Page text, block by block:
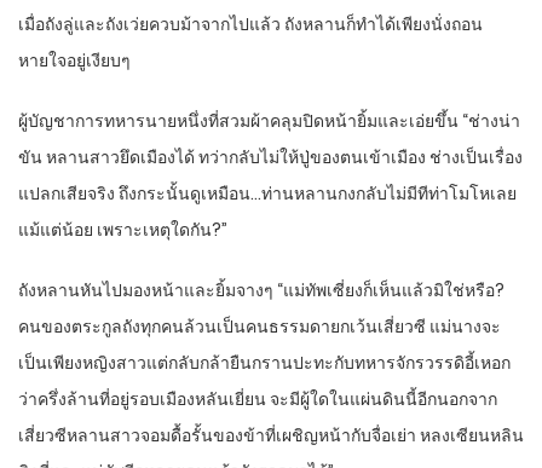
เมื่อถังลู่และถังเว่ยควบม้าจากไปแล้ว ถังหลานก็ทำได้เพียงนั่งถอน
หายใจอยู่เงียบๆ
ผู้บัญชาการทหารนายหนึ่งที่สวมผ้าคลุมปิดหน้ายิ้มและเอ่ยขึ้น “ช่างน่า
ขัน หลานสาวยึดเมืองได้ ทว่ากลับไม่ให้ปู่ของตนเข้าเมือง ช่างเป็นเรื่อง
แปลกเสียจริง ถึงกระนั้นดูเหมือน…ท่านหลานกงกลับไม่มีทีท่าโมโหเลย
แม้แต่น้อย เพราะเหตุใดกัน?”
ถังหลานหันไปมองหน้าและยิ้มจางๆ “แม่ทัพเซี่ยงก็เห็นแล้วมิใช่หรือ?
คนของตระกูลถังทุกคนล้วนเป็นคนธรรมดายกเว้นเสี่ยวซี แม่นางจะ
เป็นเพียงหญิงสาวแต่กลับกล้ายืนกรานปะทะกับทหารจักรวรรดิอี้เหอก
ว่าครึ่งล้านที่อยู่รอบเมืองหลันเยี่ยน จะมีผู้ใดในแผ่นดินนี้อีกนอกจาก
เสี่ยวซีหลานสาวจอมดื้อรั้นของข้าที่เผชิญหน้ากับจื่อเย่า หลงเซียนหลิน